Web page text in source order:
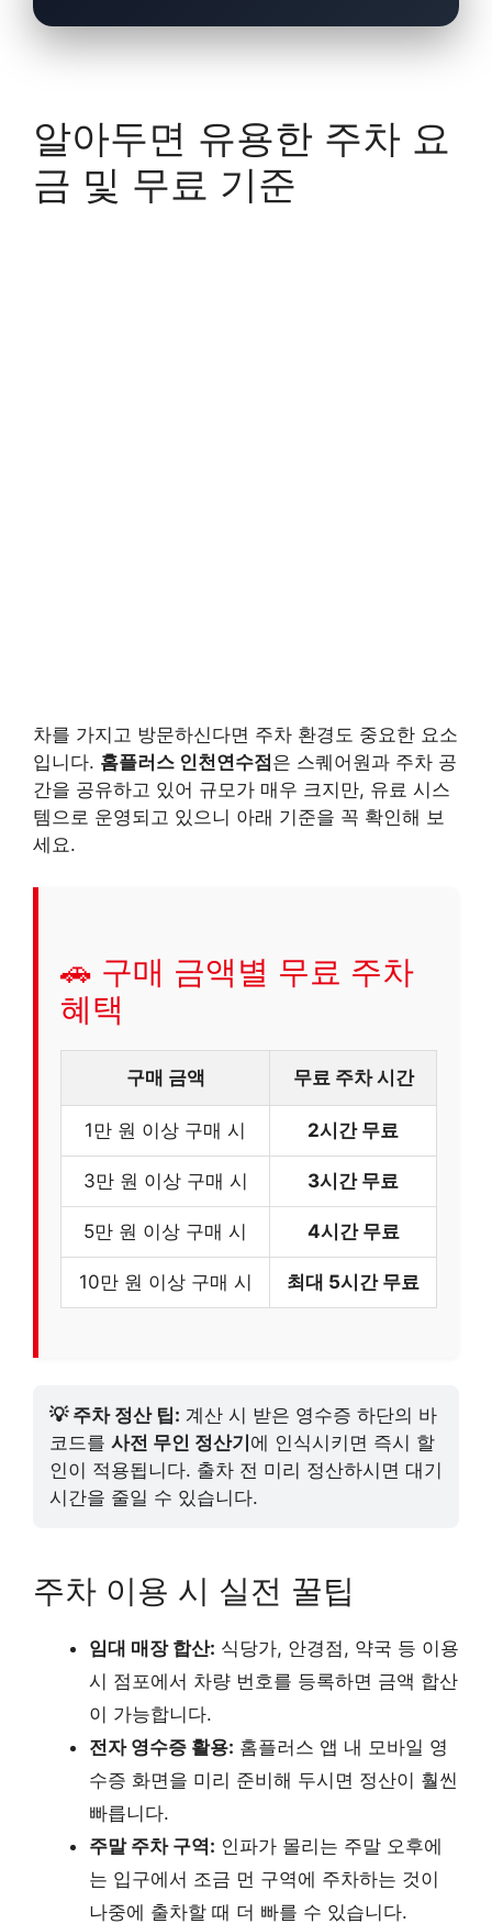
알아두면 유용한 주차 요
금 및 무료 기준
차를 가지고 방문하신다면 주차 환경도 중요한 요소
입니다. 홈플러스 인천연수점 은 스퀘어원과 주차 공
간을 공유하고 있어 규모가 매우 크지만, 유료 시스
템으로 운영되고 있으니 아래 기준을 꼭 확인해 보
세요.
🚗 구매 금액별 무료 주차
혜택
구매 금액 무료 주차 시간
1만 원 이상 구매 시 2시간 무료
3만 원 이상 구매 시 3시간 무료
5만 원 이상 구매 시 4시간 무료
10만 원 이상 구매 시 최대 5시간 무료
💡 주차 정산 팁: 계산 시 받은 영수증 하단의 바
코드를 사전 무인 정산기 에 인식시키면 즉시 할
인이 적용됩니다. 출차 전 미리 정산하시면 대기
시간을 줄일 수 있습니다.
주차 이용 시 실전 꿀팁
임대 매장 합산: 식당가, 안경점, 약국 등 이용
시 점포에서 차량 번호를 등록하면 금액 합산
이 가능합니다.
전자 영수증 활용: 홈플러스 앱 내 모바일 영
수증 화면을 미리 준비해 두시면 정산이 훨씬
빠릅니다.
주말 주차 구역: 인파가 몰리는 주말 오후에
는 입구에서 조금 먼 구역에 주차하는 것이
나중에 출차할 때 더 빠를 수 있습니다.